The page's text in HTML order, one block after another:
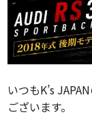
いつもK’s
ございます。